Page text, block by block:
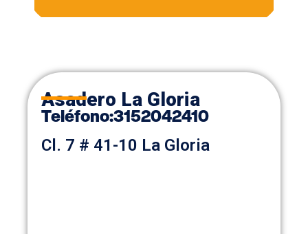
Asadero La Gloria
Teléfono:3152042410
Cl. 7 # 41-10 La Gloria